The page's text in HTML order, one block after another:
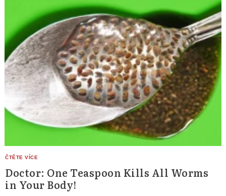
Doctor: One Teaspoon Kills All Worms
in Your Body!